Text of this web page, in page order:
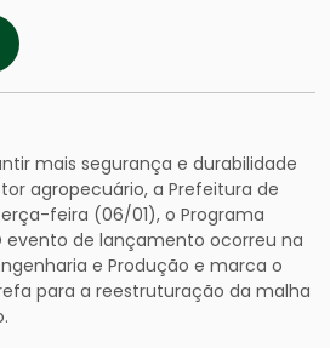
mais segurança e durabilidade
agropecuário, a Prefeitura de
feira (06/01), o Programa
evento de lançamento ocorreu na
e Produção e marca o
para a reestruturação da malha